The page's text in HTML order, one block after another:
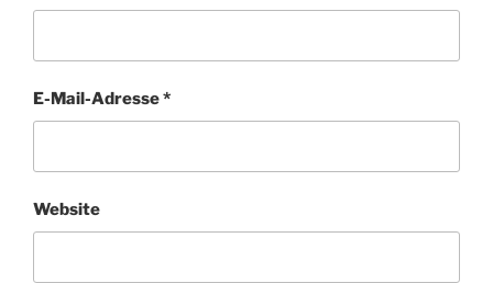
E-Mail-Adresse*
Website